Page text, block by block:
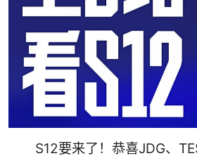
S12要来了！恭喜JDG、